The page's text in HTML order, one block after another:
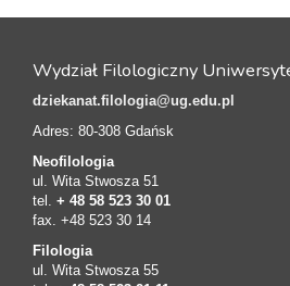
Wydział Filologiczny
dziekanat.filologia@ug.edu.pl
Adres: 80-308 Gdańsk
Neofilologia
ul. Wita Stwosza 51
tel. + 48 58 523 30 01
fax. +48 523 30 14
Filologia
ul. Wita Stwosza 55